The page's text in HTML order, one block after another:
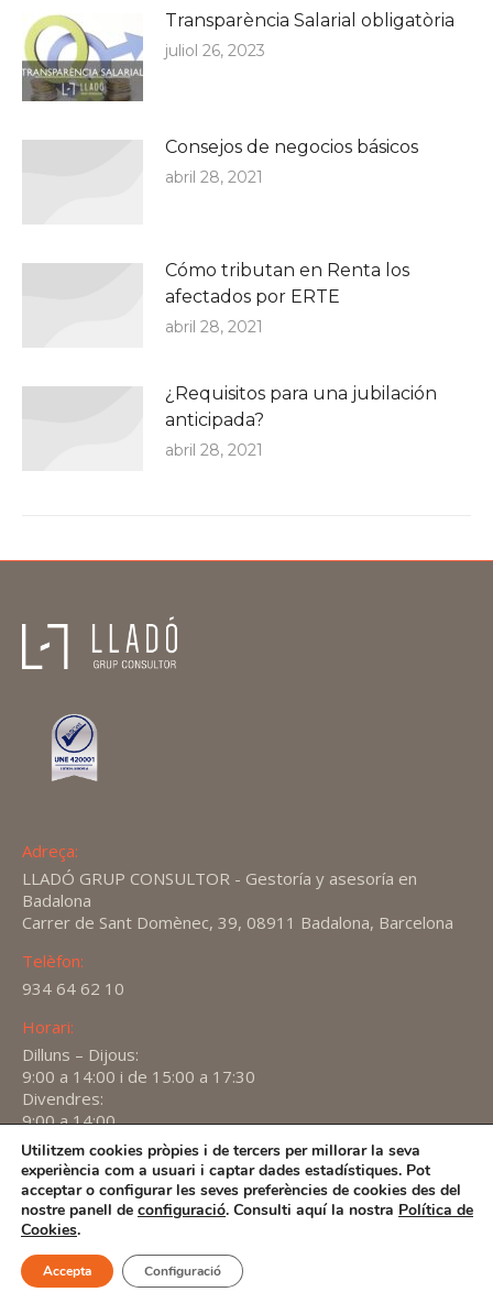
Transparència Salarial obligatòria
juliol 26, 2023
Consejos de negocios básicos
abril 28, 2021
Cómo tributan en Renta los
afectados por ERTE
abril 28, 2021
¿Requisitos para una jubilación
anticipada?
abril 28, 2021
Adreça:
LLADÓ GRUP CONSULTOR - Gestoría y asesoría en
Badalona
Carrer de Sant Domènec, 39, 08911 Badalona, Barcelona
Telèfon:
934 64 62 10
Horari:
Dilluns – Dijous:
9:00 a 14:00 i de 15:00 a 17:30
Divendres:
9:00 a 14:00
Find us on:
X
page
opens
in
YouTube
page
opens
in
Linkedin
page
in
2026 - Política de privacitat
Utilitzem cookies pròpies i de tercers per millorar la seva
experiència com a usuari i captar dades estadístiques. Pot
acceptar o configurar les seves preferències de cookies des del
nostre panell de configuració. Consulti aquí la nostra Política de
Cookies.
Accepta Configuració